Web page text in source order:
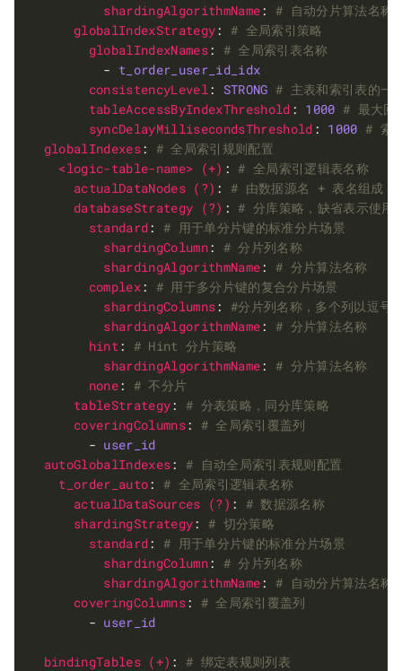
shardingAlgorithmName: # 自动分片算法名称
globalIndexStrategy: # 全局索引策略
globalIndexNames: # 全局索引表名称
          -
t_order_user_id_idx
consistencyLevel: STRONG # 主表和索引表的一
tableAccessByIndexThreshold : 1000 # 最大回
syncDelayMillisecondsThreshold : 1000 # 索
globalIndexes: # 全局索引规则配置
<logic-table-name> (+) : # 全局索引逻辑表名称
actualDataNodes (?) : # 由数据源名 + 表名组成
databaseStrategy (?) : # 分库策略，缺省表示使用
standard: # 用于单分片键的标准分片场景
shardingColumn: # 分片列名称
shardingAlgorithmName: # 分片算法名称
complex: # 用于多分片键的复合分片场景
shardingColumns: #分片列名称，多个列以逗号
shardingAlgorithmName: # 分片算法名称
hint: # Hint 分片策略
shardingAlgorithmName: # 分片算法名称
none: # 不分片
tableStrategy: # 分表策略，同分库策略
coveringColumns: # 全局索引覆盖列
        -
user_id
autoGlobalIndexes: # 自动全局索引表规则配置
t_order_auto: # 全局索引逻辑表名称
actualDataSources (?) : # 数据源名称
shardingStrategy: # 切分策略
standard: # 用于单分片键的标准分片场景
shardingColumn: # 分片列名称
shardingAlgorithmName: # 自动分片算法名称
coveringColumns: # 全局索引覆盖列
        -
user_id
bindingTables (+) : # 绑定表规则列表